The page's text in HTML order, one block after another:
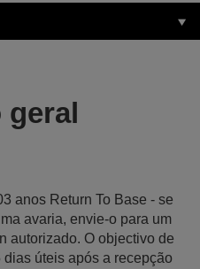
geral
anos Return To Base - se
avaria, envie-o para um
autorizado. O objectivo de
úteis após a recepção